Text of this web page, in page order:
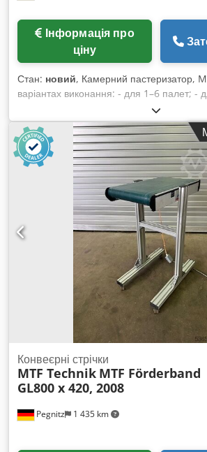
ціну
Стан: новий, Камерний пастеризатор,
варіантах виконання: - для 1–6 палет; -
без нього; - з дверцятами, що
підйомними дверцятами. Dodowhx A
ласка, звертайтеся до нас із вашими
Pegnitz 1 435 km
Конвеєрні стрічки
MTF Technik MTF Förderband
GL800 x 420, 2008